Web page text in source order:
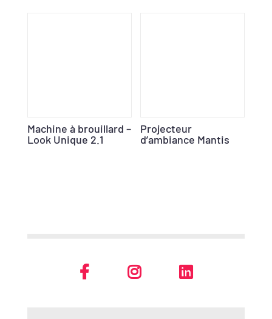
Machine à brouillard –
Look Unique 2.1
Projecteur
d’ambiance Mantis